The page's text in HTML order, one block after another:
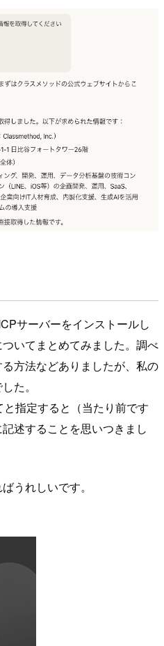
サーバーをインストールし
いてまとめてみました。調べ
方法などありましたが、私の
た。
指定すると（当たり前です
述することを思いつきまし
うれしいです。